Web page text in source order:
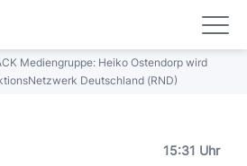
Mediengruppe: Heiko Ostendorp wird
Deutschland (RND)
15:31 Uhr